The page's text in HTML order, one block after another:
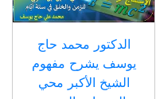
الدكتور محمد حاج
يوسف يشرح مفهوم
الشيخ الأكبر محي